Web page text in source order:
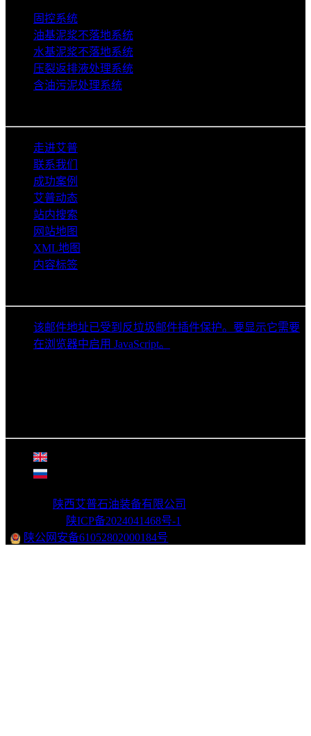
固控系统
油基泥浆不落地系统
水基泥浆不落地系统
压裂返排液处理系统
含油污泥处理系统
走进艾普
联系我们
成功案例
艾普动态
站内搜索
网站地图
XML地图
内容标签
该邮件地址已受到反垃圾邮件插件保护。要显示它需要
在浏览器中启用 JavaScript。
陕西艾普石油装备有限公司
陕ICP备2024041468号-1
陕公网安备61052802000184号